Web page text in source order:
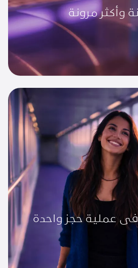
وأكثر مرونة
عملية حجز واحدة